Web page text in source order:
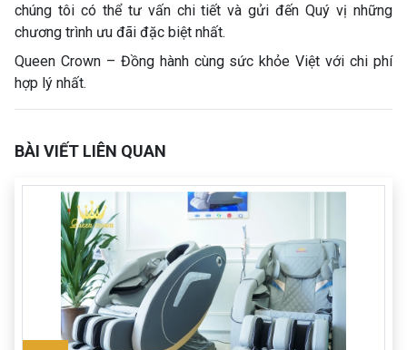
chúng tôi có thể tư vấn chi tiết và gửi đến Quý vị những
chương trình ưu đãi đặc biệt nhất.
Queen Crown – Đồng hành cùng sức khỏe Việt với chi phí
hợp lý nhất.
BÀI VIẾT LIÊN QUAN